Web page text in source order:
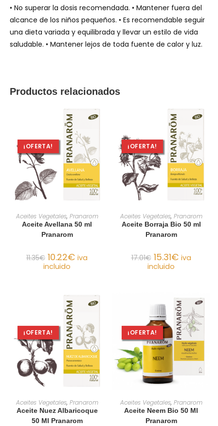
• No superar la dosis recomendada. • Mantener fuera del
alcance de los niños pequeños. • Es recomendable seguir
una dieta variada y equilibrada y llevar un estilo de vida
saludable. • Mantener lejos de toda fuente de calor y luz.
Productos relacionados
¡OFERTA!
AÑADIR AL CARRITO
Aceites Vegetales, Pranarom
Aceite Avellana 50 ml
Pranarom
11.35€ 10.22€ iva
incluido
¡OFERTA!
AÑADIR AL CARRITO
Aceites Vegetales, Pranarom
Aceite Borraja Bio 50 ml
Pranarom
17.01€ 15.31€ iva
incluido
¡OFERTA!
AÑADIR AL CARRITO
Aceites Vegetales, Pranarom
Aceite Nuez Albaricoque
50 Ml Pranarom
¡OFERTA!
AÑADIR AL CARRITO
Aceites Vegetales, Pranarom
Aceite Neem Bio 50 Ml
Pranarom